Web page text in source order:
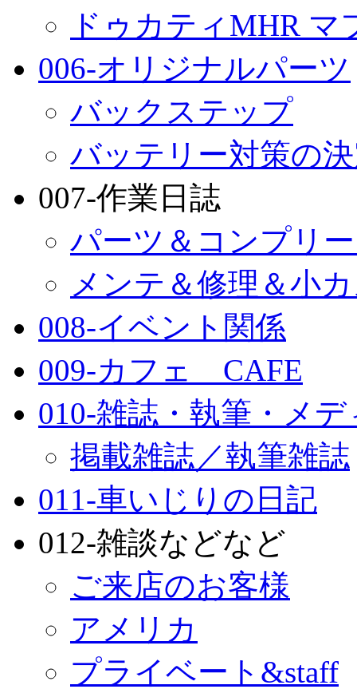
ドゥカティMHR マ
006-オリジナルパーツ
バックステップ
バッテリー対策の
007-作業日誌
パーツ＆コンプリ
メンテ＆修理＆小
008-イベント関係
009-カフェ CAFE
010-雑誌・執筆・メ
掲載雑誌／執筆雑誌
011-車いじりの日記
012-雑談などなど
ご来店のお客様
アメリカ
プライベート&staff